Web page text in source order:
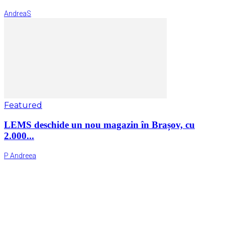
AndreaS
Featured
LEMS deschide un nou magazin în Brașov, cu
2.000...
P Andreea